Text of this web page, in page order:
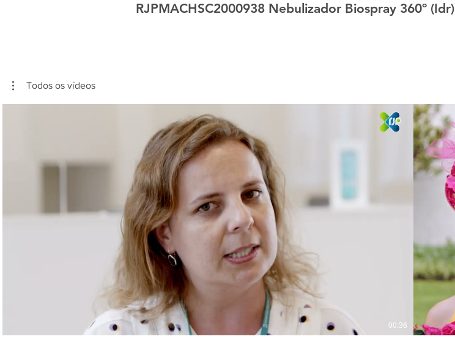
RJPMACHSC2000938 Nebulizador Biospray 360º (Idr)
Todos os vídeos
Reproduzir vídeo
00:36